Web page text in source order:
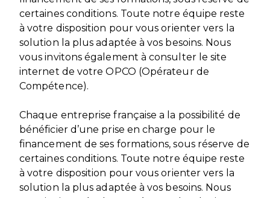
certaines conditions. Toute notre équipe reste
à votre disposition pour vous orienter vers la
solution la plus adaptée à vos besoins. Nous
vous invitons également à consulter le site
internet de votre OPCO (Opérateur de
Compétence).
Chaque entreprise française a la possibilité de
bénéficier d’une prise en charge pour le
financement de ses formations, sous réserve de
certaines conditions. Toute notre équipe reste
à votre disposition pour vous orienter vers la
solution la plus adaptée à vos besoins. Nous